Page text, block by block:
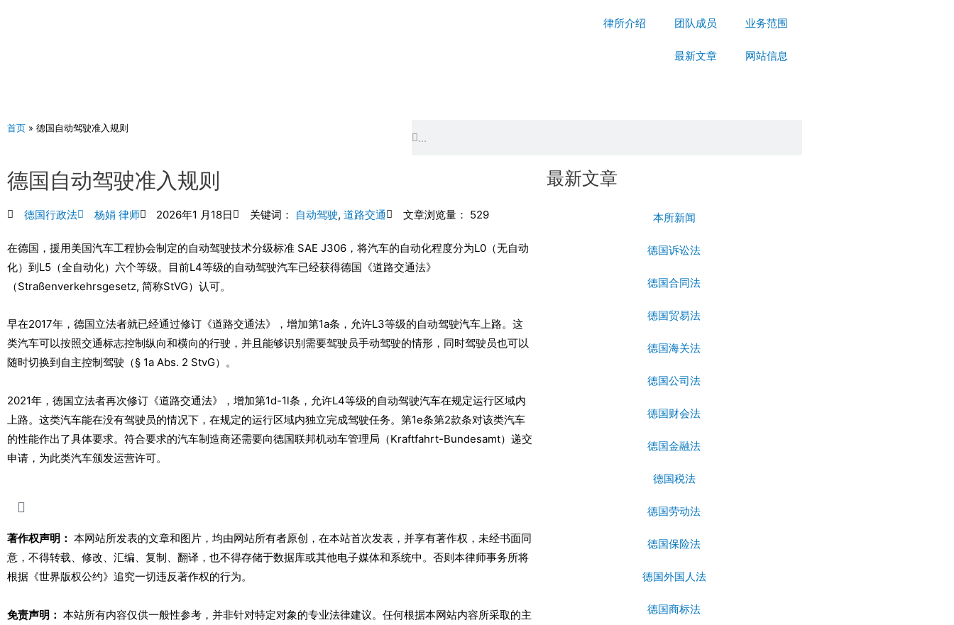
律所介绍 团队成员 业务范围
最新文章 网站信息
首页 » 德国自动驾驶准入规则
德国自动驾驶准入规则
德国行政法 杨娟 律师 2026年1 月18日 关键词： 自动驾驶, 道路交通 文章浏览量： 529
在德国，援用美国汽车工程协会制定的自动驾驶技术分级标准 SAE J306，将汽车的自动化程度分为L0（无自动
化）到L5（全自动化）六个等级。目前L4等级的自动驾驶汽车已经获得德国《道路交通法》
（Straßenverkehrsgesetz, 简称StVG）认可。
早在2017年，德国立法者就已经通过修订《道路交通法》，增加第1a条，允许L3等级的自动驾驶汽车上路。这
类汽车可以按照交通标志控制纵向和横向的行驶，并且能够识别需要驾驶员手动驾驶的情形，同时驾驶员也可以
随时切换到自主控制驾驶（§ 1a Abs. 2 StvG）。
2021年，德国立法者再次修订《道路交通法》，增加第1d-1l条，允许L4等级的自动驾驶汽车在规定运行区域内
上路。这类汽车能在没有驾驶员的情况下，在规定的运行区域内独立完成驾驶任务。第1e条第2款条对该类汽车
的性能作出了具体要求。符合要求的汽车制造商还需要向德国联邦机动车管理局（Kraftfahrt-Bundesamt）递交
申请，为此类汽车颁发运营许可。
著作权声明： 本网站所发表的文章和图片，均由网站所有者原创，在本站首次发表，并享有著作权，未经书面同
意，不得转载、修改、汇编、复制、翻译，也不得存储于数据库或其他电子媒体和系统中。否则本律师事务所将
根据《世界版权公约》追究一切违反著作权的行为。
免责声明： 本站所有内容仅供一般性参考，并非针对特定对象的专业法律建议。任何根据本网站内容所采取的主
最新文章
本所新闻
德国诉讼法
德国合同法
德国贸易法
德国海关法
德国公司法
德国财会法
德国金融法
德国税法
德国劳动法
德国保险法
德国外国人法
德国商标法